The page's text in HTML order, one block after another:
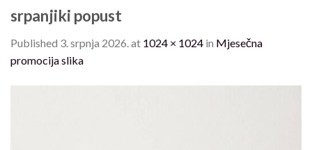
srpanjiki popust
Published 3. srpnja 2026. at 1024 × 1024 in Mjesečna
promocija slika